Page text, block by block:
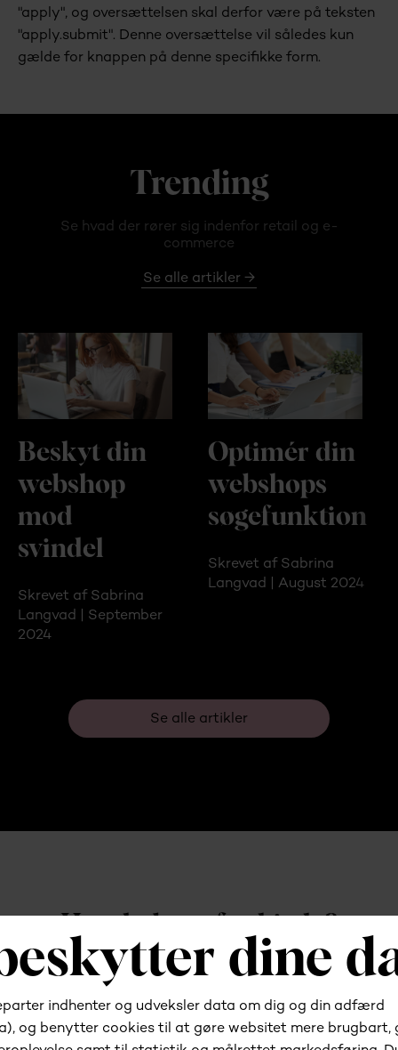
"apply", og oversættelsen skal derfor være på teksten
"apply.submit". Denne oversættelse vil således kun
gælde for knappen på denne specifikke form.
Trending
Se hvad der rører sig indenfor retail og e-
commerce
Se alle artikler →
Beskyt din
webshop
mod
svindel
Skrevet af Sabrina
Langvad | September
2024
Optimér din
webshops
søgefunktion
Skrevet af Sabrina
Langvad | August 2024
Se alle artikler
Har du brug for hjælp?
Gå til kundeportalen